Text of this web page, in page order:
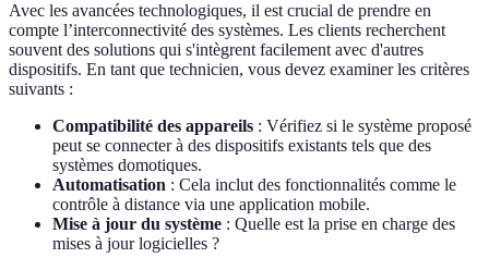
Avec les avancées technologiques, il est crucial de prendre en
compte l’interconnectivité des systèmes. Les clients recherchent
souvent des solutions qui s'intègrent facilement avec d'autres
dispositifs. En tant que technicien, vous devez examiner les critères
suivants :
Compatibilité des appareils : Vérifiez si le système proposé
peut se connecter à des dispositifs existants tels que des
systèmes domotiques.
Automatisation : Cela inclut des fonctionnalités comme le
contrôle à distance via une application mobile.
Mise à jour du système : Quelle est la prise en charge des
mises à jour logicielles ?